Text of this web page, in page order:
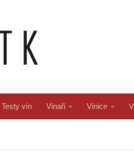
Testy vín Vinaři Vinice